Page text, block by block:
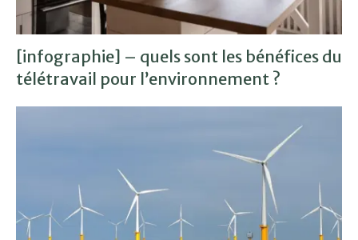
[infographie] – quels sont les bénéfices du
télétravail pour l’environnement ?